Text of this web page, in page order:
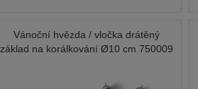
Vánoční hvězda / vločka drátěný
základ na korálkování Ø10 cm 750009